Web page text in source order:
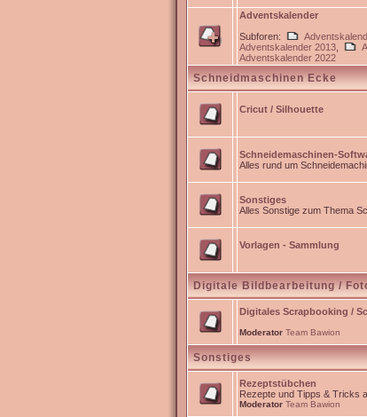
Adventskalender
Subforen:
Adventskalender 2013
Adventskalender 2022
Schneidmaschinen Ecke
Cricut / Silhouette
Schneidemaschinen-
Alles rund um
Sonstiges
Alles Sonstige zum Thema
Vorlagen - Sammlung
Digitale Bildbearbeitung /
Digitales Scrapbooking /
Moderator Team Bawion
Sonstiges
Rezeptstübchen
Rezepte und Tipps & Tricks
Moderator Team Bawion